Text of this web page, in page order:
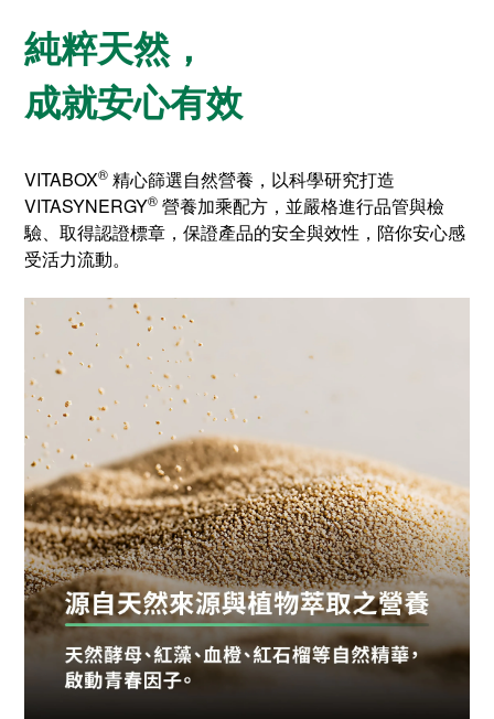
純粹天然，
成就安心有效
VITABOX® 精心篩選自然營養，以科學研究打造
VITASYNERGY® 營養加乘配方，並嚴格進行品管與檢
驗、取得認證標章，保證產品的安全與效性，陪你安心感
受活力流動。